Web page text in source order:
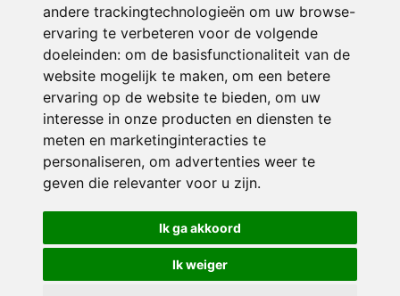
andere trackingtechnologieën om uw browse-
ervaring te verbeteren voor de volgende
doeleinden: om de basisfunctionaliteit van de
website mogelijk te maken, om een betere
ervaring op de website te bieden, om uw
interesse in onze producten en diensten te
meten en marketinginteracties te
personaliseren, om advertenties weer te
geven die relevanter voor u zijn.
Ik ga akkoord
Ik weiger
© 2026 Avonturijn | Alle rechten voorbehouden
Privacy policy|Disclaimer| Klachtenregeling|RSIN en Anbi
voorkeuren
Crealisatie The MindOffice